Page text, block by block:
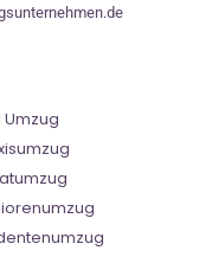
Umzug